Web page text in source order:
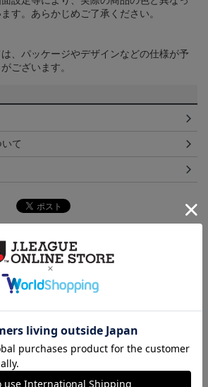
す。あらかじめご了承ください。
、パッケージやデザインなどの仕様が予
ございます。
て
ーレ讃岐のすべてのグッズをチェックした
グッズ一覧はこちら！
ゴリから探す